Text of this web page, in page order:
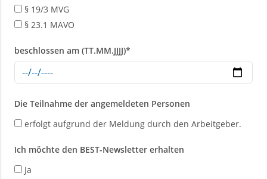
§ 19/3 MVG
§ 23.1 MAVO
beschlossen am (TT.MM.JJJJ)*
Die Teilnahme der angemeldeten Personen
erfolgt aufgrund der Meldung durch den Arbeitgeber.
Ich möchte den BEST-Newsletter erhalten
Ja